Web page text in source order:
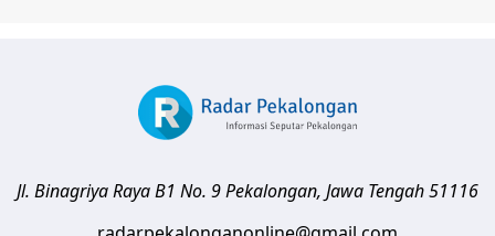
Jl. Binagriya Raya B1 No. 9Pekalongan, Jawa Tengah51116